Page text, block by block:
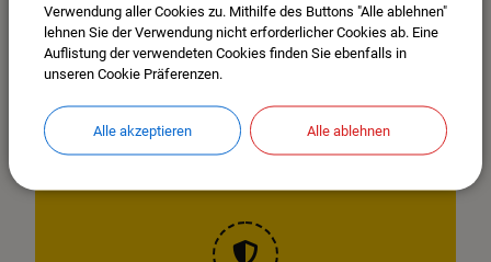
Die Teilnahme am eea wird durch die Regierung von Schwaben
im Rahmen der Förderung von Klimaschutzmaßnahmen der
Kommunen und anderer Körperschaften des öffentlichen
Bayerische Staatsministerium für Umwelt und
Verbraucherschutz
Verwendung aller Cookies zu. Mithilfe des Buttons "Alle ablehnen"
lehnen Sie der Verwendung nicht erforderlicher Cookies ab. Eine
Auflistung der verwendeten Cookies finden Sie ebenfalls in
unseren Cookie Präferenzen.
Alle akzeptieren Alle ablehnen